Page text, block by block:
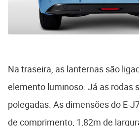
Na traseira, as lanternas são
elemento luminoso. Já as rodas
polegadas. As dimensões do E-
de comprimento, 1,82m de